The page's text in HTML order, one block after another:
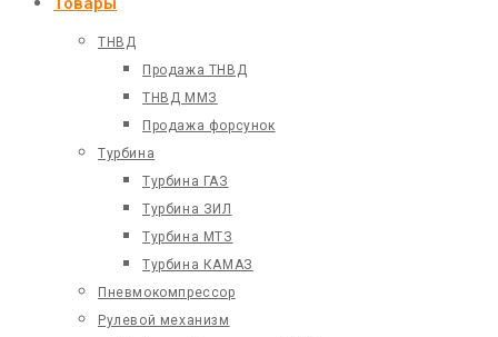
ТНВД
Продажа ТНВД
ТНВД ММЗ
Продажа форсунок
Турбина
Турбина ГАЗ
Турбина ЗИЛ
Турбина МТЗ
Турбина КАМАЗ
Пневмокомпрессор
Рулевой механизм